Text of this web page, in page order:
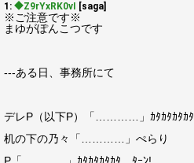
1: ◆Z9rYxRK0vI [saga]
※ご注意です※
まゆがぽんこつです
---ある日、事務所にて
デレP（以下P）「…………」ｶﾀｶﾀｶﾀｶﾀ
机の下の乃々「…………」ぺらり